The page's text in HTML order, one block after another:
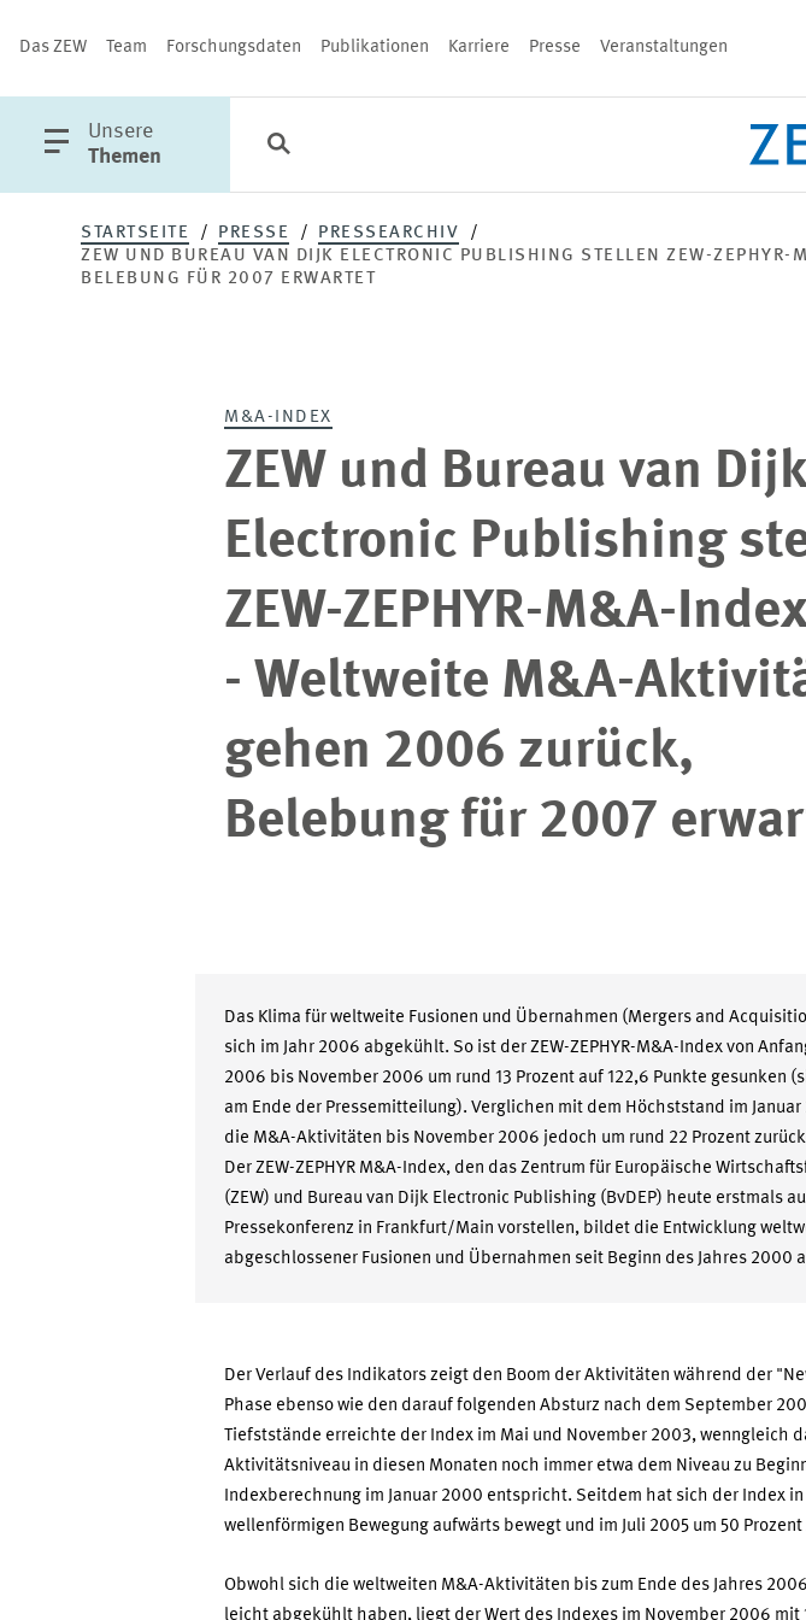
Das ZEW Team Forschungsdaten Publikationen Karriere Presse Veranstaltungen
öffne
Hauptmenü
Unsere
Themen
Kategorien
PUBLIKATIONEN
Schließen
STARTSEITE PRESSE
PRESSEARCHIV
ZEW UND BUREAU VAN DIJK ELECTRONIC PUBLISHING STELLEN ZEW-
BELEBUNG FÜR 2007 ERWARTET
ZEW und Bureau van Dijk
Electronic Publishing
ZEW-ZEPHYR-M&A-
- Weltweite M&A-
gehen 2006 zurück,
Belebung für 2007
M&A-INDEX
Das Klima für weltweite Fusionen und Übernahmen (Mergers and
sich im Jahr 2006 abgekühlt. So ist der ZEW-ZEPHYR-M&A-Index von
2006 bis November 2006 um rund 13 Prozent auf 122,6 Punkte gesunken
am Ende der Pressemitteilung). Verglichen mit dem Höchststand im Januar
die M&A-Aktivitäten bis November 2006 jedoch um rund 22 Prozent
Der ZEW-ZEPHYR M&A-Index, den das Zentrum für Europäische
(ZEW) und Bureau van Dijk Electronic Publishing (BvDEP) heute erstmals
Pressekonferenz in Frankfurt/Main vorstellen, bildet die Entwicklung
abgeschlossener Fusionen und Übernahmen seit Beginn des Jahres 2000
Der Verlauf des Indikators zeigt den Boom der Aktivitäten während der
Phase ebenso wie den darauf folgenden Absturz nach dem September
Tiefststände erreichte der Index im Mai und November 2003, wenngleich
Aktivitätsniveau in diesen Monaten noch immer etwa dem Niveau zu
Indexberechnung im Januar 2000 entspricht. Seitdem hat sich der Index
wellenförmigen Bewegung aufwärts bewegt und im Juli 2005 um 50
Obwohl sich die weltweiten M&A-Aktivitäten bis zum Ende des Jahres
leicht abgekühlt haben, liegt der Wert des Indexes im November 2006 mit